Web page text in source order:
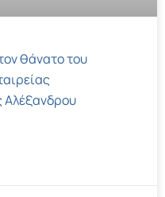
θάνατο του
Αλέξανδρου